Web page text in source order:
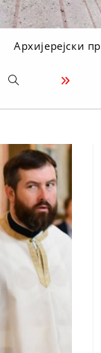
Архијерејски
Toggle
search